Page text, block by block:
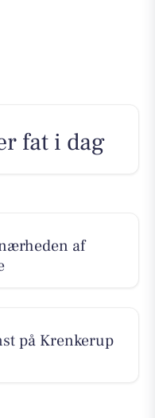
fat i dag
af
på Krenkerup